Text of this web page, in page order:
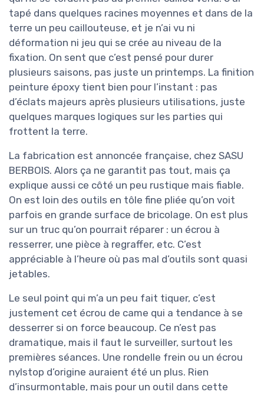
tapé dans quelques racines moyennes et dans de la
terre un peu caillouteuse, et je n’ai vu ni
déformation ni jeu qui se crée au niveau de la
fixation. On sent que c’est pensé pour durer
plusieurs saisons, pas juste un printemps. La finition
peinture époxy tient bien pour l’instant : pas
d’éclats majeurs après plusieurs utilisations, juste
quelques marques logiques sur les parties qui
frottent la terre.
La fabrication est annoncée française, chez SASU
BERBOIS. Alors ça ne garantit pas tout, mais ça
explique aussi ce côté un peu rustique mais fiable.
On est loin des outils en tôle fine pliée qu’on voit
parfois en grande surface de bricolage. On est plus
sur un truc qu’on pourrait réparer : un écrou à
resserrer, une pièce à regraffer, etc. C’est
appréciable à l’heure où pas mal d’outils sont quasi
jetables.
Le seul point qui m’a un peu fait tiquer, c’est
justement cet écrou de came qui a tendance à se
desserrer si on force beaucoup. Ce n’est pas
dramatique, mais il faut le surveiller, surtout les
premières séances. Une rondelle frein ou un écrou
nylstop d’origine auraient été un plus. Rien
d’insurmontable, mais pour un outil dans cette